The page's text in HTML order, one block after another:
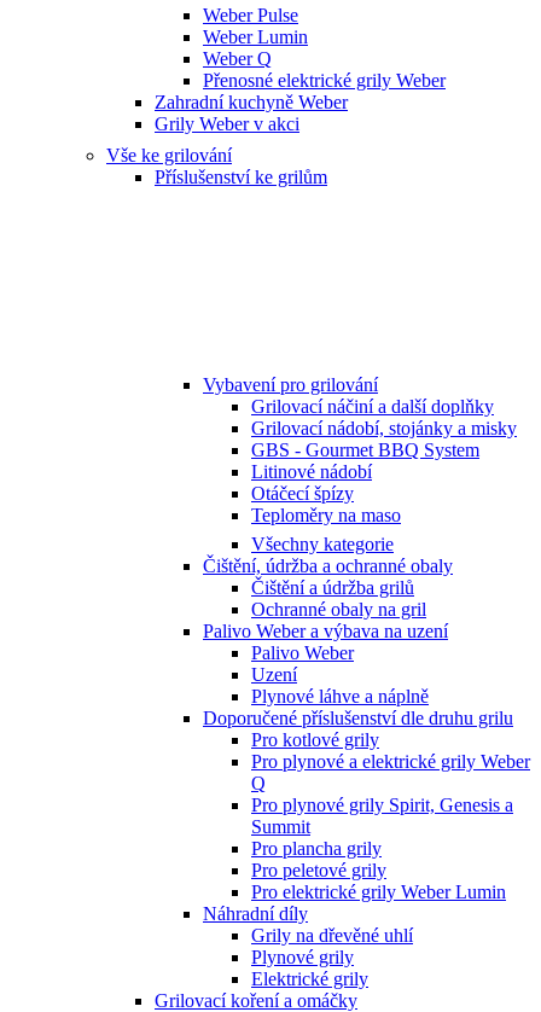
Weber Pulse
Weber Lumin
Weber Q
Přenosné elektrické grily Weber
Zahradní kuchyně Weber
Grily Weber v akci
Vše ke grilování
Příslušenství ke grilům
Vybavení pro grilování
Grilovací náčiní a další doplňky
Grilovací nádobí, stojánky a misky
GBS - Gourmet BBQ System
Litinové nádobí
Otáčecí špízy
Teploměry na maso
Všechny kategorie
Čištění, údržba a ochranné obaly
Čištění a údržba grilů
Ochranné obaly na gril
Palivo Weber a výbava na uzení
Palivo Weber
Uzení
Plynové láhve a náplně
Doporučené příslušenství dle druhu grilu
Pro kotlové grily
Pro plynové a elektrické grily Weber
Q
Pro plynové grily Spirit, Genesis a
Summit
Pro plancha grily
Pro peletové grily
Pro elektrické grily Weber Lumin
Náhradní díly
Grily na dřevěné uhlí
Plynové grily
Elektrické grily
Grilovací koření a omáčky